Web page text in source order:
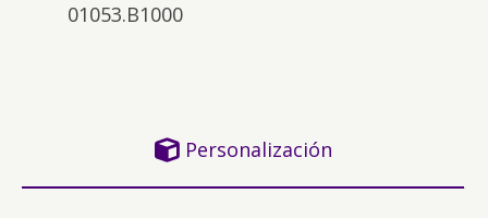
01053.B1000
Personalización